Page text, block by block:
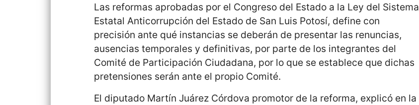
Las reformas aprobadas por el Congreso del Estado a la Ley del Sistema
Estatal Anticorrupción del Estado de San Luis Potosí, define con
precisión ante qué instancias se deberán de presentar las renuncias,
ausencias temporales y definitivas, por parte de los integrantes del
Comité de Participación Ciudadana, por lo que se establece que dichas
pretensiones serán ante el propio Comité.
El diputado Martín Juárez Córdova promotor de la reforma, explicó en la